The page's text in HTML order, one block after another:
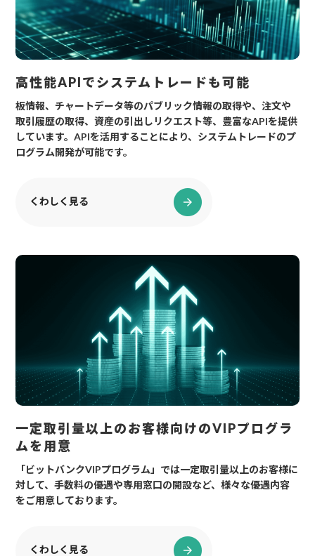
高性能APIでシステムトレードも可能
板情報、チャートデータ等のパブリック情報の取得や、注文や
取引履歴の取得、資産の引出しリクエスト等、豊富なAPIを提供
しています。APIを活用することにより、システムトレードのプ
ログラム開発が可能です。
くわしく見る
一定取引量以上のお客様向けのVIPプログラ
ムを用意
「ビットバンクVIPプログラム」では一定取引量以上のお客様に
対して、手数料の優遇や専用窓口の開設など、様々な優遇内容
をご用意しております。
くわしく見る